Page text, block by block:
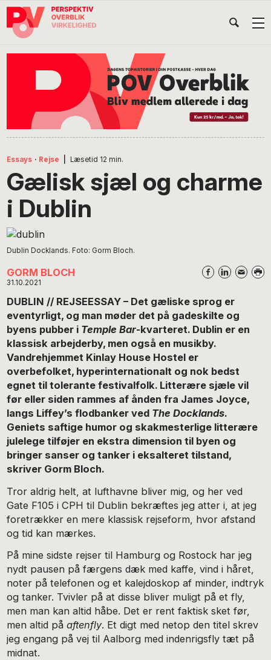
Gå
direkte
Skip
indhold
Gå
direkte
Essays · Rejse Læsetid 12 min.
Gælisk sjæl og charme
i Dublin
Dublin Docklands. Foto: Gorm Bloch.
GORM BLOCH
31.10.2021
DUBLIN // REJSEESSAY – Det gæliske sprog er
eventyrligt, og man møder det på gadeskilte og
byens pubber i Temple Bar-kvarteret. Dublin er en
klassisk arbejderby, men også en musikby.
Vandrehjemmet Kinlay House Hostel er
overbefolket, hyperinternationalt og nok bedst
egnet til tolerante festivalfolk. Litterære sjæle vil
før eller siden rammes af ånden fra James Joyce,
langs Liffey’s flodbanker ved The Docklands.
Geniets saftige humor og skakmesterlige litterære
julelege tilføjer en ekstra dimension til byen og
bringer sanser og tanker i eksalteret tilstand,
skriver Gorm Bloch.
Tror aldrig helt, at lufthavne bliver mig, og her ved
Gate F105 i CPH til Dublin bekræftes jeg atter i, at jeg
foretrækker en mere klassisk rejseform, hvor afstand
og tid kan mærkes.
På mine sidste rejser til Hamburg og Rostock har jeg
nydt pausen på færgens dæk med kaffe, vind i håret,
noter på telefonen og et kalejdoskop af minder, indtryk
og tanker. Tvivler på at disse bliver muligt på et fly,
men man kan altid håbe. Det er rent faktisk sket før,
men altid påaftenfly. Et digt med netop den titel skrev
jeg engang på vej til Aalborg med indenrigsfly tæt på
midnat.